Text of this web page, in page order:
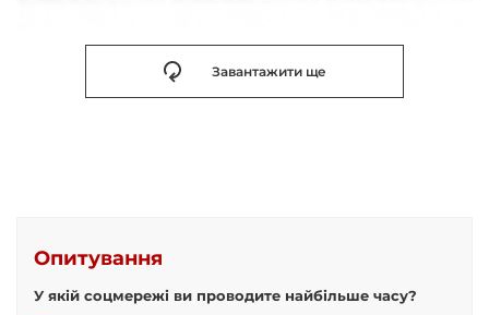
Завантажити ще
Опитування
У якій соцмережі ви проводите найбільше часу?